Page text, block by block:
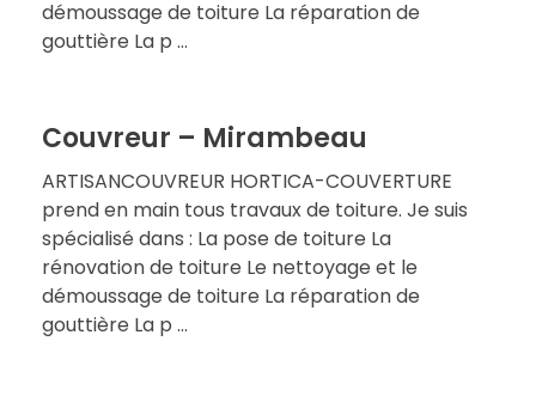
démoussage de toiture La réparation de
gouttière La p ...
Couvreur – Mirambeau
ARTISANCOUVREUR HORTICA-COUVERTURE
prend en main tous travaux de toiture. Je suis
spécialisé dans : La pose de toiture La
rénovation de toiture Le nettoyage et le
démoussage de toiture La réparation de
gouttière La p ...